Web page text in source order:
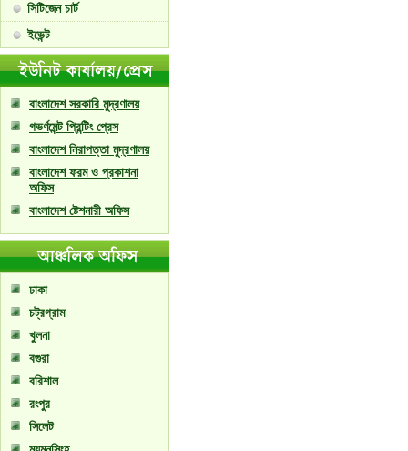
সিটিজেন চার্ট
ইভেন্ট
বাংলাদেশ সরকারি মুদ্রণালয়
গভর্ণমেন্ট প্রিন্টিং প্রেস
বাংলাদেশ নিরাপত্তা মুদ্রণালয়
বাংলাদেশ ফরম ও প্রকাশনা
অফিস
বাংলাদেশ ষ্টেশনারী অফিস
ঢাকা
চট্রগ্রাম
খুলনা
বগুরা
বরিশাল
রংপুর
সিলেট